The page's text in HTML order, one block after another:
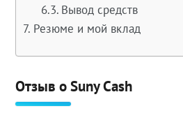
Вывод средств
Резюме и мой вклад
Отзыв о Suny Cash